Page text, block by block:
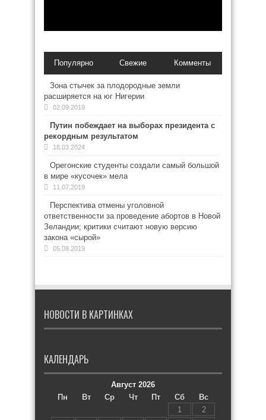
Популярно Свежие Комменты
Зона стычек за плодородные земли
расширяется на юг Нигерии
02.09.2019
Путин побеждает на выборах президента с
рекордным результатом
18.03.2024
Орегонские студенты создали самый большой
в мире «кусочек» мела
11.07.2019
Перспектива отмены уголовной
ответственности за проведение абортов в Новой
Зеландии; критики считают новую версию
закона «сырой»
05.08.2019
НОВОСТИ В КАРТИНКАХ
КАЛЕНДАРЬ
Август 2026
Пн
Вт Ср Чт Пт Сб
Вс
1
2